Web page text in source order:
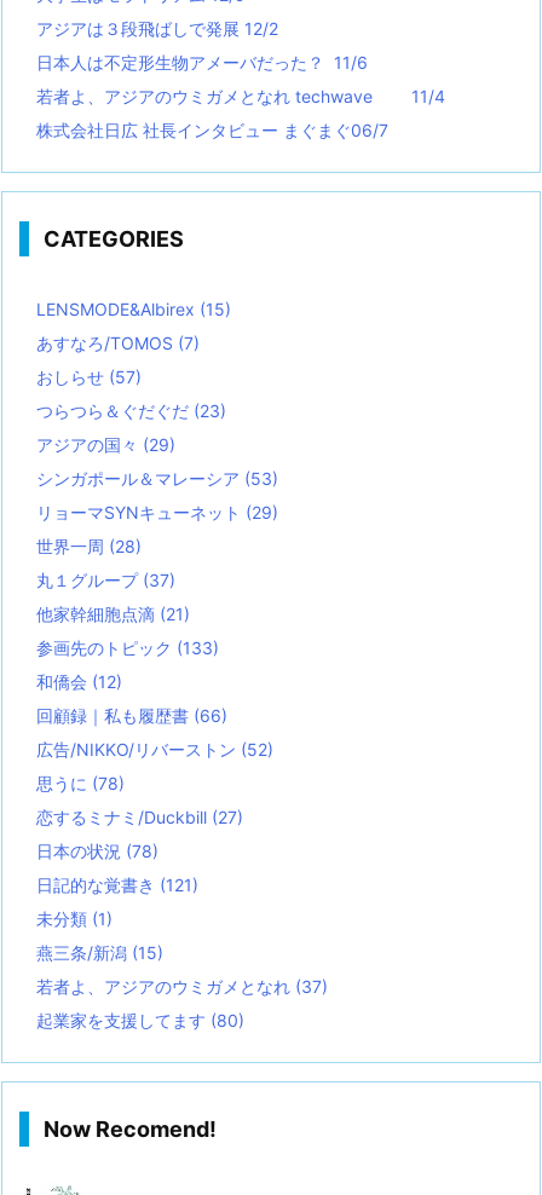
アジアは３段飛ばしで発展 12/2
日本人は不定形生物アメーバだった？ 11/6
若者よ、アジアのウミガメとなれ techwave
11/4
株式会社日広 社長インタビュー まぐまぐ06/7
CATEGORIES
LENSMODE&Albirex (15)
あすなろ/TOMOS (7)
おしらせ (57)
つらつら＆ぐだぐだ (23)
アジアの国々 (29)
シンガポール＆マレーシア (53)
リョーマSYNキューネット (29)
世界一周 (28)
丸１グループ (37)
他家幹細胞点滴 (21)
参画先のトピック (133)
和僑会 (12)
回顧録｜私も履歴書 (66)
広告/NIKKO/リバーストン (52)
思うに (78)
恋するミナミ/Duckbill (27)
日本の状況 (78)
日記的な覚書き (121)
未分類 (1)
燕三条/新潟 (15)
若者よ、アジアのウミガメとなれ (37)
起業家を支援してます (80)
Now Recomend!